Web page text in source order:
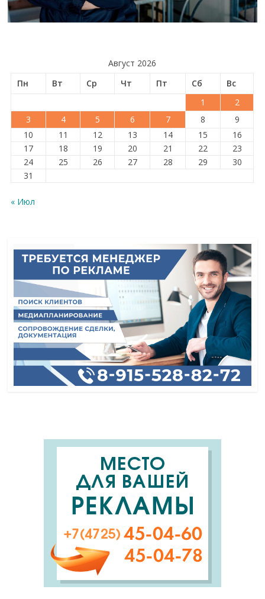
Август 2026
Пн
Вт Ср Чт Пт Сб
Вс
1
2
3
4 5 6 7 8
9
10
11 12 13 14 15
16
17
18 19 20 21 22
23
24
25 26 27 28 29
30
31
« Июл